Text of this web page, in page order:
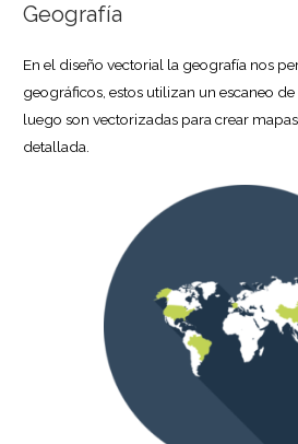
Geografía
En el diseño vectorial la geografía nos
geográficos, estos utilizan un escaneo
luego son vectorizadas para crear
detallada.